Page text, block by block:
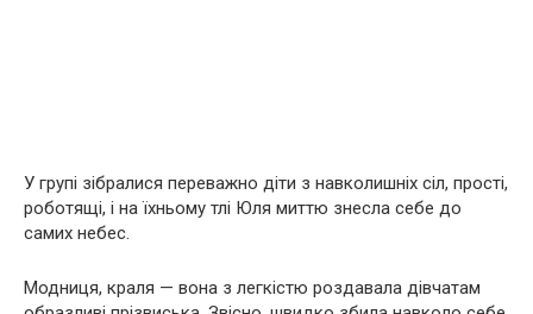
У групі зібралися переважно діти з навколишніх сіл, прості,
роботящі, і на їхньому тлі Юля миттю знесла себе до
самих небес.
Модниця, краля — вона з легкістю роздавала дівчатам